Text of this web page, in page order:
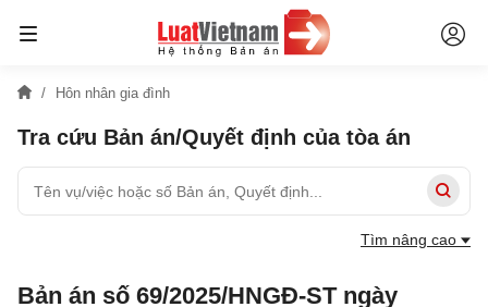
Hôn nhân gia đình
Tra cứu Bản án/Quyết định của tòa án
Tìm nâng cao
Bản án số 69/2025/HNGĐ-ST ngày